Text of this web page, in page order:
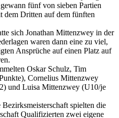
fünf von sieben Partien
dem Dritten auf dem fünften
sich Jonathan Mittenzwey in der
waren dann eine zu viel,
Ansprüche auf einen Platz auf
Oskar Schulz, Tim
Cornelius Mittenzwey
und Luisa Mittenzwey (U10/je
spielten die
Qualifizierten zwei eigene